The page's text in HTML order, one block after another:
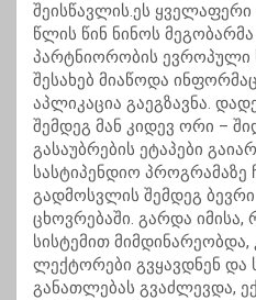
შეისწავლის.ეს
წლის წინ ნინოს
პარტნიორობის
შესახებ მიაწოდა
აპლიკაცია გაეგზავნა.
შემდეგ მან კიდევ ორი –
გასაუბრების ეტაპები
სასტიპენდიო პროგრამაზე
გადმოსვლის შემდეგ
ცხოვრებაში. გარდა
სისტემით
ლექტორები გვყავდნენ და
განათლებას გვაძლევდა,